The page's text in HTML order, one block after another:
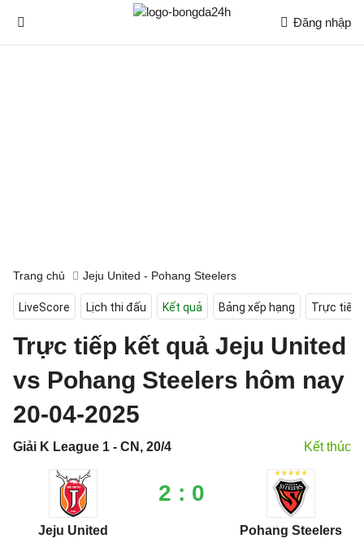
Đăng nhập
Trang chủ Jeju United - Pohang Steelers
LiveScore Lịch thi đấu Kết quả Bảng xếp hạng Trực tiếp
Trực tiếp kết quả Jeju United
vs Pohang Steelers hôm nay
20-04-2025
Giải K League 1 - CN, 20/4 Kết thúc
Jeju United
2 : 0
Pohang Steelers